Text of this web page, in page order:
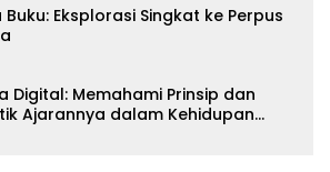
Eksplorasi Singkat ke Perpus
Digital: Memahami Prinsip dan
Ajarannya dalam Kehidupan